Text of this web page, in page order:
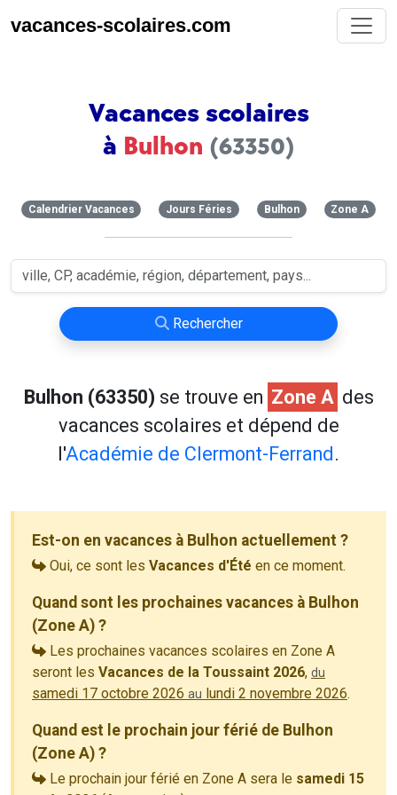
vacances-scolaires.com
Vacances scolaires
à Bulhon (63350)
Calendrier Vacances Jours Féries Bulhon Zone A
Rechercher
Bulhon (63350) se trouve en Zone A des
vacances scolaires et dépend de
l'Académie de Clermont-Ferrand.
Est-on en vacances à Bulhon actuellement ?
Oui, ce sont les Vacances d'Été en ce moment.
Quand sont les prochaines vacances à Bulhon
(Zone A) ?
Les prochaines vacances scolaires en Zone A
seront les Vacances de la Toussaint 2026, du
samedi 17 octobre 2026 au lundi 2 novembre 2026.
Quand est le prochain jour férié de Bulhon
(Zone A) ?
Le prochain jour férié en Zone A sera le samedi 15